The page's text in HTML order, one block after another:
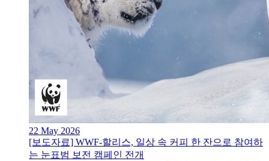
22 May 2026
[보도자료] WWF-할리스, 일상 속 커피 한 잔으로 참여하
는 눈표범 보전 캠페인 전개